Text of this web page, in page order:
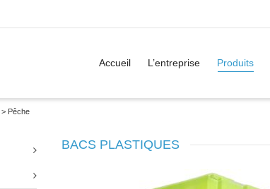
Accueil L’entreprise Produits
> Pêche
BACS PLASTIQUES